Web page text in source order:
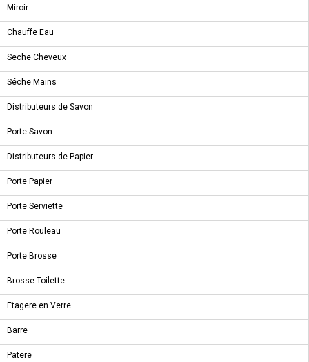
Miroir
Chauffe Eau
Seche Cheveux
Séche Mains
Distributeurs de Savon
Porte Savon
Distributeurs de Papier
Porte Papier
Porte Serviette
Porte Rouleau
Porte Brosse
Brosse Toilette
Etagere en Verre
Barre
Patere
NOUVEAU PRODUIT
AQUART - MITIGEUR BAIGNOIR DOUCHE MONTAGE AU SOL
CLASSIC SATINE - PATERE CLASSIC EN ACIER INOXY AISI 304 SATINE